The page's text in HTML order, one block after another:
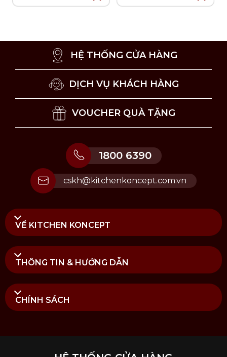
HỆ THỐNG CỬA HÀNG
DỊCH VỤ KHÁCH HÀNG
VOUCHER QUÀ TẶNG
1800 6390
cskh@kitchenkoncept.com.vn
VỀ KITCHEN KONCEPT
THÔNG TIN & HƯỚNG DẪN
CHÍNH SÁCH